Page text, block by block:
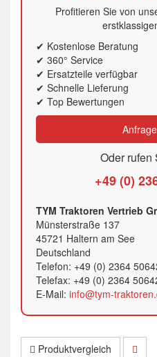
Profitieren Sie von
✔ Kostenlose Beratung
✔ 360° Service
✔ Ersatzteile verfügbar
✔ Schnelle Lieferung
✔ Top Bewertungen
Oder rufen
+49 (0)
TYM Traktoren Vertrieb
Münsterstraße 137
45721 Haltern am See
Deutschland
Telefon: +49 (0) 2364
Telefax: +49 (0) 2364
E-Mail: info@tym-
Produktvergleich